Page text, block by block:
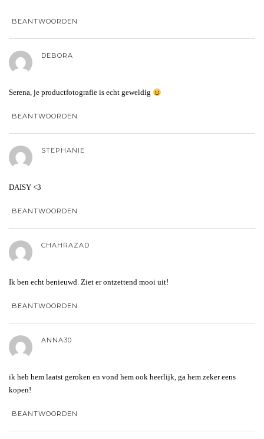
BEANTWOORDEN
DEBORA
Serena, je productfotografie is echt geweldig
BEANTWOORDEN
STEPHANIE
DAISY <3
BEANTWOORDEN
CHAHRAZAD
Ik ben echt benieuwd. Ziet er ontzettend mooi uit!
BEANTWOORDEN
ANNA30
ik heb hem laatst geroken en vond hem ook heerlijk, ga hem zeker eens
kopen!
BEANTWOORDEN